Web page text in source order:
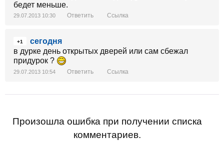
бедет меньше.
29.07.2013 10:30 Ответить Ссылка
+1
сегодня
в дурке день открытых дверей или сам сбежал
придурок ?
29.07.2013 10:54 Ответить Ссылка
Произошла ошибка при получении списка
комментариев.